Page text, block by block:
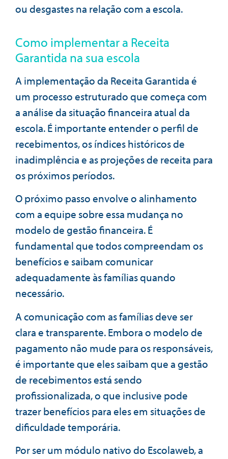
ou desgastes na relação com a escola.
Como implementar a Receita
Garantida na sua escola
A implementação da Receita Garantida é
um processo estruturado que começa com
a análise da situação financeira atual da
escola. É importante entender o perfil de
recebimentos, os índices históricos de
inadimplência e as projeções de receita para
os próximos períodos.
O próximo passo envolve o alinhamento
com a equipe sobre essa mudança no
modelo de gestão financeira. É
fundamental que todos compreendam os
benefícios e saibam comunicar
adequadamente às famílias quando
necessário.
A comunicação com as famílias deve ser
clara e transparente. Embora o modelo de
pagamento não mude para os responsáveis,
é importante que eles saibam que a gestão
de recebimentos está sendo
profissionalizada, o que inclusive pode
trazer benefícios para eles em situações de
dificuldade temporária.
Por ser um módulo nativo do Escolaweb, a